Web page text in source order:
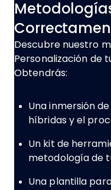
Descubre nuestro
Personalización de
Obtendrás:
Una inmersión
híbridas y el
Un kit de
metodología de
Una plantilla